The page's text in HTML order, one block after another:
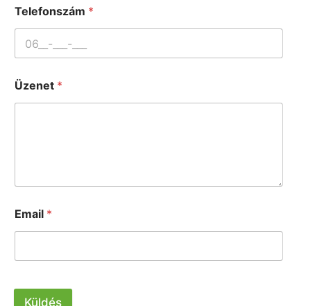
Telefonszám *
Üzenet *
Email *
Küldés